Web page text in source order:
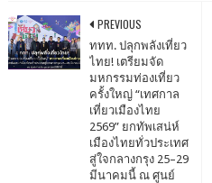
PREVIOUS
ททท. ปลุกพลังเที่ยว
ไทย! เตรียมจัด
มหกรรมท่องเที่ยว
ครั้งใหญ่ “เทศกาล
เที่ยวเมืองไทย
2569” ยกทัพเสน่ห์
เมืองไทยทั่วประเทศ
สู่ใจกลางกรุง 25–29
มีนาคมนี้ ณ ศูนย์